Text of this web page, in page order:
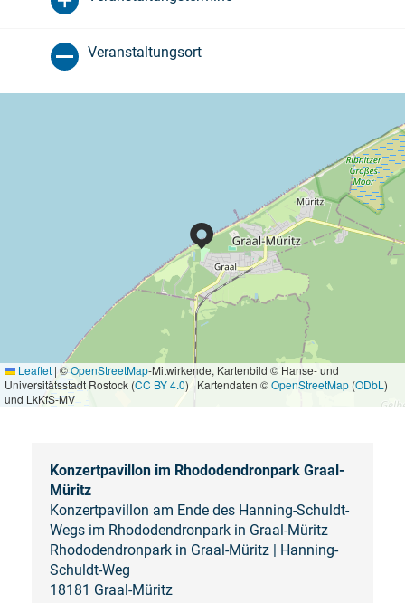
Veranstaltungsort
Leaflet | ©OpenStreetMap-Mitwirkende, Kartenbild © Hanse- und
Universitätsstadt Rostock (CC BY 4.0) | Kartendaten ©OpenStreetMap (ODbL )
und LkKfS-MV
Konzertpavillon im Rhododendronpark Graal-
Müritz
Konzertpavillon am Ende des Hanning-Schuldt-
Wegs im Rhododendronpark in Graal-Müritz
Rhododendronpark in Graal-Müritz | Hanning-
Schuldt-Weg
18181 Graal-Müritz